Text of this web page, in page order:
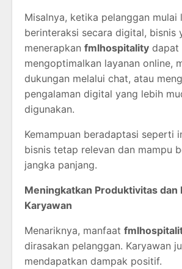
Misalnya, ketika pelanggan mulai
berinteraksi secara digital, bisnis
menerapkan fmlhospitality dapat
mengoptimalkan layanan online,
dukungan melalui chat, atau
pengalaman digital yang lebih
digunakan.
Kemampuan beradaptasi seperti
bisnis tetap relevan dan mampu
jangka panjang.
Meningkatkan Produktivitas dan
Karyawan
Menariknya, manfaat
dirasakan pelanggan. Karyawan
mendapatkan dampak positif.